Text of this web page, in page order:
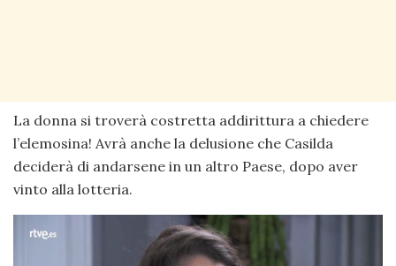
La donna si troverà costretta addirittura a chiedere
l’elemosina! Avrà anche la delusione che Casilda
deciderà di andarsene in un altro Paese, dopo aver
vinto alla lotteria.